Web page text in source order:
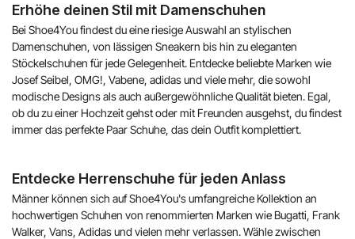
Erhöhe deinen Stil mit Damenschuhen
Bei Shoe4You findest du eine riesige Auswahl an stylischen
Damenschuhen, von lässigen Sneakern bis hin zu eleganten
Stöckelschuhen für jede Gelegenheit. Entdecke beliebte Marken wie
Josef Seibel, OMG!, Vabene, adidas und viele mehr, die sowohl
modische Designs als auch außergewöhnliche Qualität bieten. Egal,
ob du zu einer Hochzeit gehst oder mit Freunden ausgehst, du findest
immer das perfekte Paar Schuhe, das dein Outfit komplettiert.
Entdecke Herrenschuhe für jeden Anlass
Männer können sich auf Shoe4You's umfangreiche Kollektion an
hochwertigen Schuhen von renommierten Marken wie Bugatti, Frank
Walker, Vans, Adidas und vielen mehr verlassen. Wähle zwischen